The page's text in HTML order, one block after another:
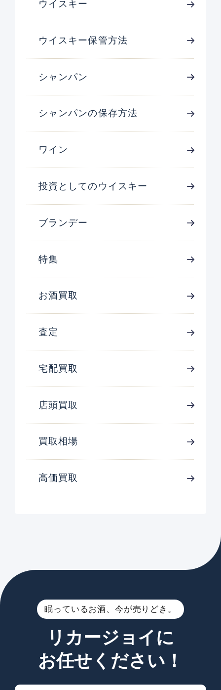
ウイスキー
ウイスキー保管方法
シャンパン
シャンパンの保存方法
ワイン
投資としてのウイスキー
ブランデー
特集
お酒買取
査定
宅配買取
店頭買取
買取相場
高価買取
眠っているお酒、今が売りどき。
リカージョイに
お任せください！